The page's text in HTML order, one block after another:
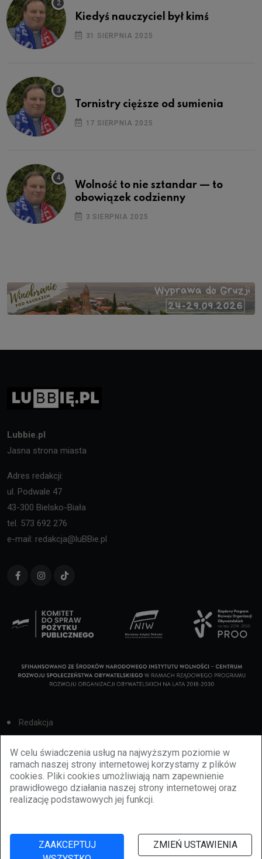
W celu świadczenia usług na najwyższym poziomie w
ramach naszej strony internetowej korzystamy z plików
cookies. Pliki cookies umożliwiają nam zapewnienie
prawidłowego działania naszej strony internetowej oraz
realizację podstawowych jej funkcji.
ZAAKCEPTUJ
ZMIEŃ USTAWIENIA
Kiedyś nauczyciel był kimś
31 SIERPNIA 2025
Tornistry cięższe od sumienia
17 SIERPNIA 2025
Wolność to nie sztandar — to
obowiązek codzienny
3 SIERPNIA 2025
Lubbie.pl
Jasna strona miasta
Adres redakcji:
ul. Podwale 47
43-300 Bielsko-Biała
tel. 573 692 276
e-mail: redakcja@luBBie.pl
Redakcja
Cookies
Reklama
BBiletomania